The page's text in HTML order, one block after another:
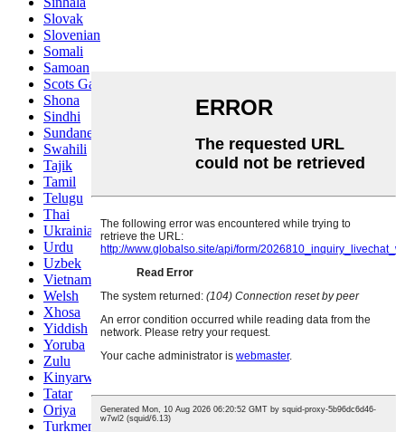
Slovak
Slovenian
Somali
Samoan
Scots Gaelic
Shona
Sindhi
Sundanese
Swahili
Tajik
Tamil
Telugu
Thai
Ukrainian
Urdu
Uzbek
Vietnamese
Welsh
Xhosa
Yiddish
Yoruba
Zulu
Kinyarwanda
Tatar
Oriya
Turkmen